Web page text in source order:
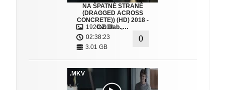
NA ŠPATNÉ STRANĚ
(DRAGGED ACROSS
CONCRETE)) (HD) 2018 -
CZ. Dab.,…
1920x800
02:38:23
3.01 GB
0
.MKV